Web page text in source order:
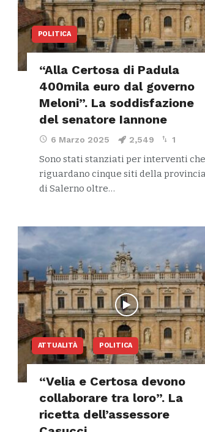
POLITICA
“Alla Certosa di Padula
400mila euro dal governo
Meloni”. La soddisfazione
del senatore Iannone
6 Marzo 2025 2,549 1
Sono stati stanziati per interventi che
riguardano cinque siti della
di Salerno oltre…
ATTUALITÀ POLITICA
“Velia e Certosa devono
collaborare tra loro”. La
ricetta dell’assessore